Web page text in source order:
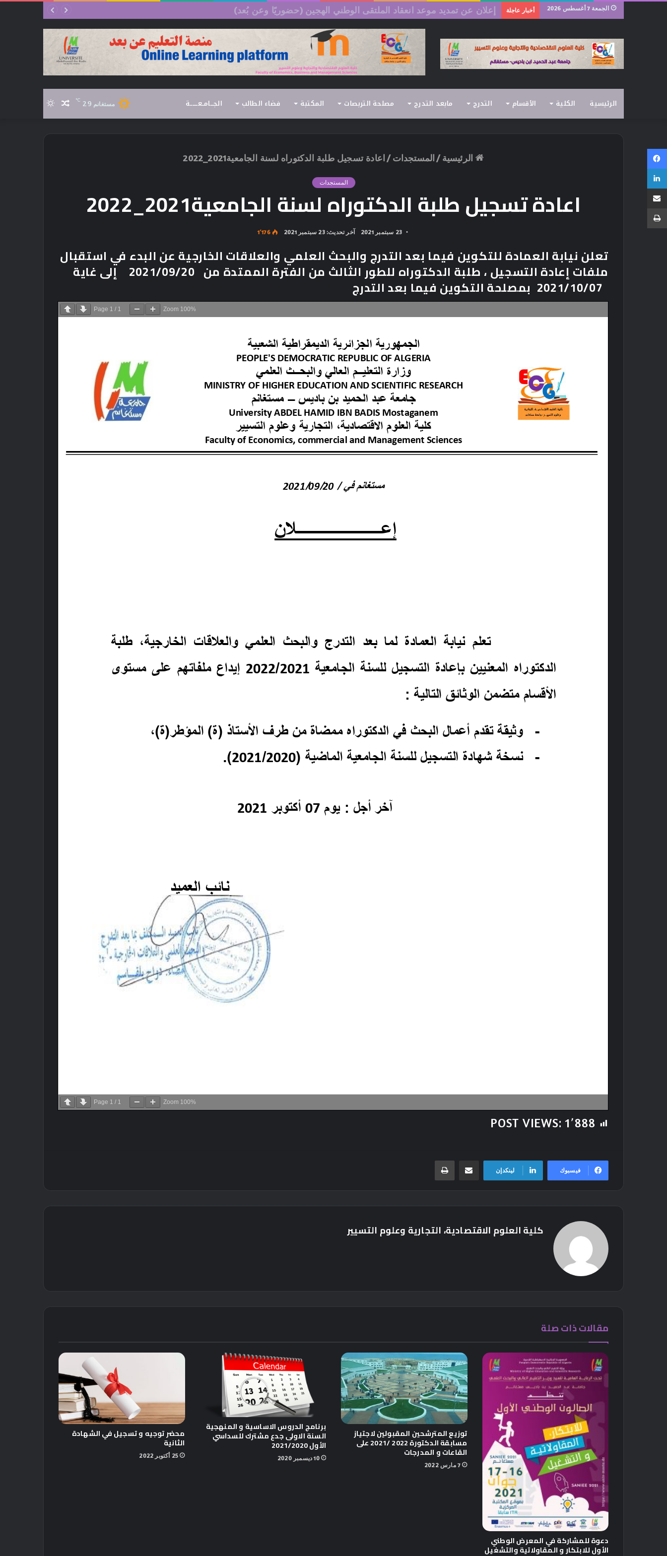
الجمعة 7 أغسطس 2026 أخبار عاجلة رزنامة امتحانات السداسي الثاني (الدورة العادية) 2026/2025
الرئيسية الكلية الأقسام التدرج مابعد التدرج مصلحة التربصات المكتبة فضاء الطالب الجـــامــعـــــــة الوضعمقال مستغانم 29
℃
الرئيسية / المستجدات / اعادة تسجيل طلبة الدكتوراه لسنة الجامعية2021_2022
المستجدات
اعادة تسجيل طلبة الدكتوراه لسنة الجامعية2021_2022
23 سبتمبر 2021 آخر تحديث: 23 سبتمبر 2021 1٬176
تعلن نيابة العمادة للتكوين فيما بعد التدرج والبحث العلمي والعلاقات الخارجية عن البدء في استقبال
ملفات إعادة التسجيل ، طلبة الدكتوراه للطور الثالث من الفترة الممتدة من إلى غاية
2021/10/07 بمصلحة التكوين فيما بعد التدرج
Page 1 / 1 Zoom 100%
Page 1 / 1 Zoom 100%
POST VIEWS: 1٬888
فيسبوك لينكدإن
مشاركة عبر البريد طباعة
كلية العلوم الاقتصادية، التجارية وعلوم التسيير
مقالات ذات صلة
دعوة للمشاركة في المعرض الوطني
الأول للابتكار و المقاولاتية والتشغيل
توزيع المترشحين المقبولين لاجتياز
مسابقة الدكتورة 2022 /2021 على
القاعات و المدرجات
7 مارس 2022
برنامج الدروس الاساسية و المنهجية
السنة الاولى جدع مشترك للسداسي
الأول 2021/2020
10 ديسمبر 2020
محضر توجيه و تسجيل في الشهادة
الثانية
25 أكتوبر 2022
فيسبوك
لينكدإن
مشاركة عبر البريد